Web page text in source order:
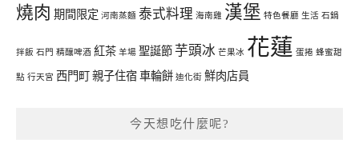
燒肉 期間限定 河南蒸麵 泰式料理 海南雞 漢堡 特色餐廳 生活 石鍋
拌飯 石門 精釀啤酒 紅茶 羊場 聖誕節 芋頭冰 芒果冰 花蓮 蛋捲 蜂蜜甜
點 行天宮 西門町親子住宿車輪餅 迪化街 鮮肉店員
今天想吃什麼呢?